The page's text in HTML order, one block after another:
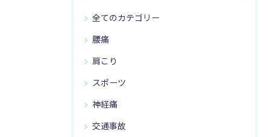
全てのカテゴリー
腰痛
肩こり
スポーツ
神経痛
交通事故